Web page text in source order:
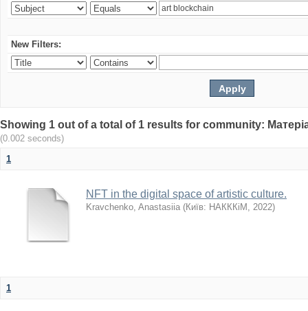
New Filters:
Showing 1 out of a total of 1 results for community:
(0.002 seconds)
1
NFT in the digital space of artistic culture.
Kravchenko, Anastasiia (Київ: НАКККіМ , 2022)
1